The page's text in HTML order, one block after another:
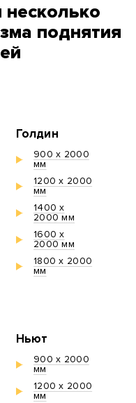
поднятия
Голдин
900 х 2000
мм
1200 х 2000
мм
1400 х
2000 мм
1600 х
2000 мм
1800 х 2000
мм
Ньют
900 х 2000
мм
1200 х 2000
мм